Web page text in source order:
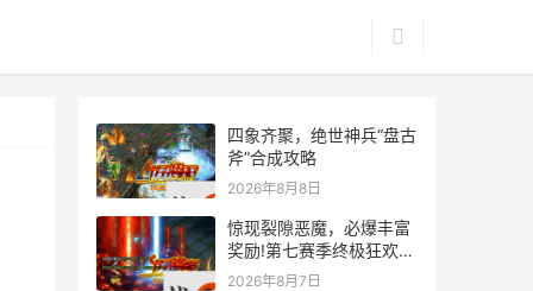
四象齐聚，绝世神兵“盘古
斧”合成攻略
2026年8月8日
惊现裂隙恶魔，必爆丰富
奖励!第七赛季终极狂欢来
袭
2026年8月7日